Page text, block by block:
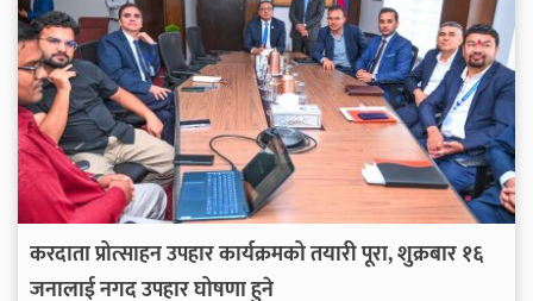
करदाता प्रोत्साहन उपहार कार्यक्रमको तयारी पूरा, शुक्रबार १६
जनालाई नगद उपहार घोषणा हुने